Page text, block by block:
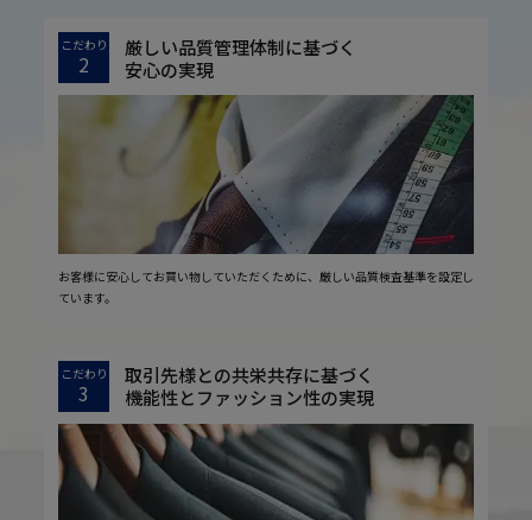
こだわり
2
厳しい品質管理体制に基づく
安心の実現
お客様に安心してお買い物していただくために、厳しい品質検査基準を設定し
ています。
こだわり
3
取引先様との共栄共存に基づく
機能性とファッション性の実現